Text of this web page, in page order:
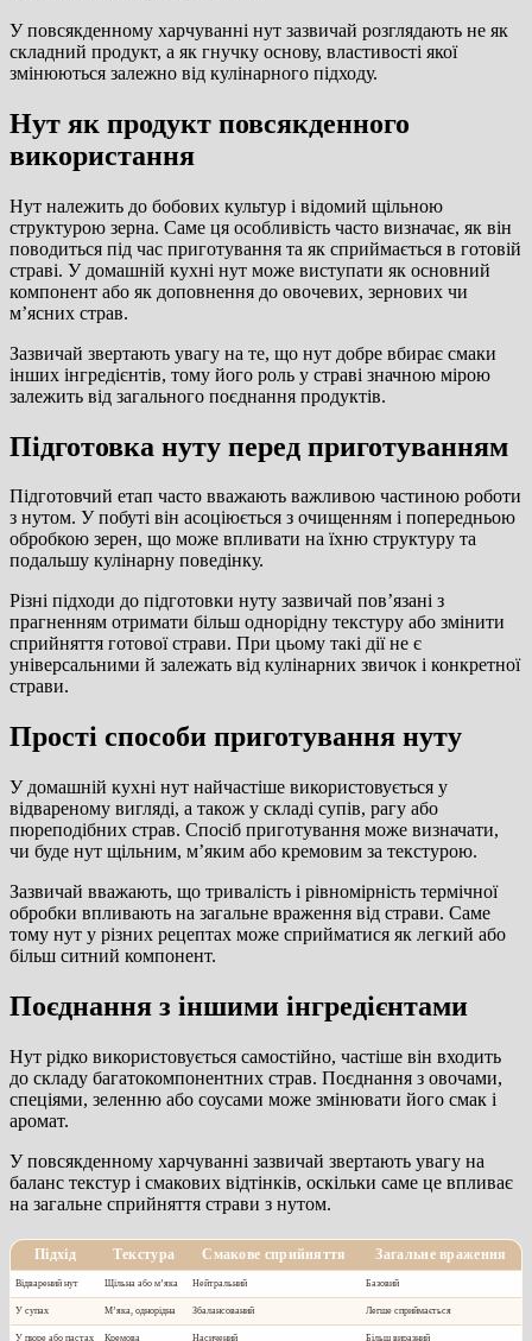
У повсякденному харчуванні нут зазвичай розглядають не як
складний продукт, а як гнучку основу, властивості якої
змінюються залежно від кулінарного підходу.
Нут як продукт повсякденного
використання
Нут належить до бобових культур і відомий щільною
структурою зерна. Саме ця особливість часто визначає, як він
поводиться під час приготування та як сприймається в готовій
страві. У домашній кухні нут може виступати як основний
компонент або як доповнення до овочевих, зернових чи
м’ясних страв.
Зазвичай звертають увагу на те, що нут добре вбирає смаки
інших інгредієнтів, тому його роль у страві значною мірою
залежить від загального поєднання продуктів.
Підготовка нуту перед приготуванням
Підготовчий етап часто вважають важливою частиною роботи
з нутом. У побуті він асоціюється з очищенням і попередньою
обробкою зерен, що може впливати на їхню структуру та
подальшу кулінарну поведінку.
Різні підходи до підготовки нуту зазвичай пов’язані з
прагненням отримати більш однорідну текстуру або змінити
сприйняття готової страви. При цьому такі дії не є
універсальними й залежать від кулінарних звичок і конкретної
страви.
Прості способи приготування нуту
У домашній кухні нут найчастіше використовується у
відвареному вигляді, а також у складі супів, рагу або
пюреподібних страв. Спосіб приготування може визначати,
чи буде нут щільним, м’яким або кремовим за текстурою.
Зазвичай вважають, що тривалість і рівномірність термічної
обробки впливають на загальне враження від страви. Саме
тому нут у різних рецептах може сприйматися як легкий або
більш ситний компонент.
Поєднання з іншими інгредієнтами
Нут рідко використовується самостійно, частіше він входить
до складу багатокомпонентних страв. Поєднання з овочами,
спеціями, зеленню або соусами може змінювати його смак і
аромат.
У повсякденному харчуванні зазвичай звертають увагу на
баланс текстур і смакових відтінків, оскільки саме це впливає
на загальне сприйняття страви з нутом.
Підхід Текстура Смакове сприйняття Загальне враження
Відварений нут Щільна або м’яка Нейтральний Базовий
У супах М’яка, однорідна Збалансований Легше сприймається
У пюре або пастах Кремова Насичений Більш виразний